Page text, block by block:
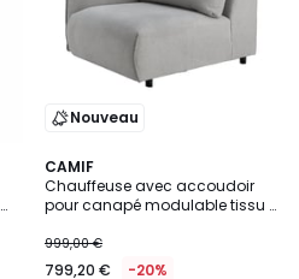
Nouveau
CAMIF
Chauffeuse avec accoudoir
pour canapé modulable tissu -
999,00 €
799,20 € -20%
3
Couleurs